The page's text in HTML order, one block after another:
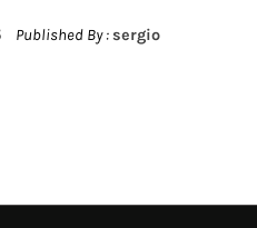
Published By :sergio